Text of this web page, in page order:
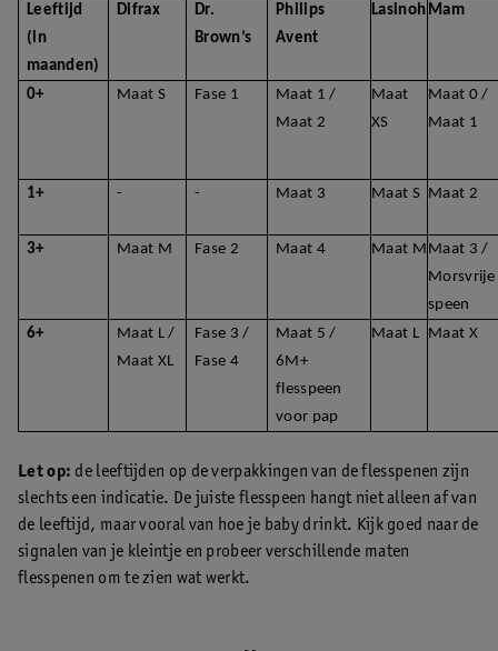
Leeftijd
(in
maanden)
Difrax
Dr.
Brown’s
Philips
Avent
Lasinoh Mam
0+ Maat S Fase 1
Maat 1 /
Maat 2
Maat
XS
Maat 0 /
Maat 1
1+ - - Maat 3 Maat S Maat 2
3+ Maat M Fase 2 Maat 4 Maat M Maat 3 /
Morsvrije
speen
6+
Maat L /
Maat XL
Fase 3 /
Fase 4
Maat 5 /
6M+
flesspeen
voor pap
Maat L Maat X
Let op: de leeftijden op de verpakkingen van de flesspenen zijn
slechts een indicatie. De juiste flesspeen hangt niet alleen af van
de leeftijd, maar vooral van hoe je baby drinkt. Kijk goed naar de
signalen van je kleintje en probeer verschillende maten
flesspenen om te zien wat werkt.